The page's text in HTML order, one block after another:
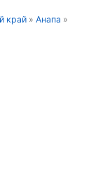
край » Анапа »